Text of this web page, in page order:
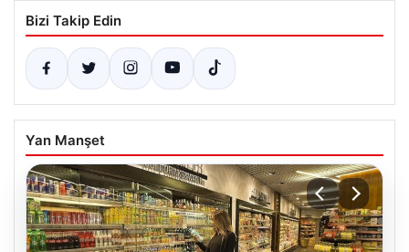
Bizi Takip Edin
Yan Manşet